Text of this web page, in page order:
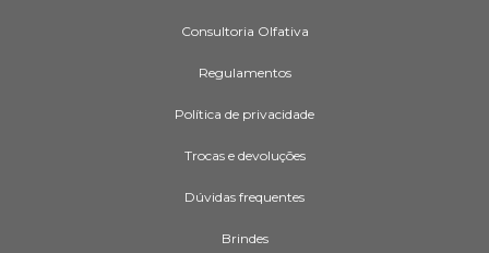
Consultoria Olfativa
Regulamentos
Política de privacidade
Trocas e devoluções
Dúvidas frequentes
Brindes